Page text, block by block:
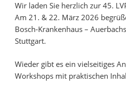
Wir laden Sie herzlich zur 45.
Am 21. & 22. März 2026
Bosch-Krankenhaus –
Stuttgart.
Wieder gibt es ein vielseitiges
Workshops mit praktischen